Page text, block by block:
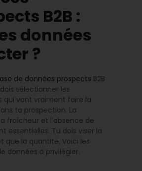
B2B :
données
?
de données prospects B2B
sélectionner les
qui vont vraiment faire la
ta prospection. La
fraîcheur et l’absence de
essentielles. Tu dois viser la
que la quantité. Voici les
données à privilégier.